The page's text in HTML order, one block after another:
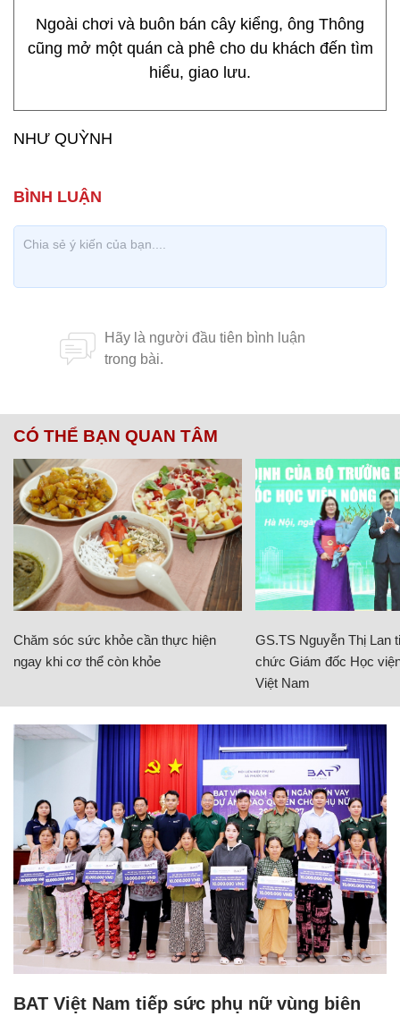
Ngoài chơi và buôn bán cây kiểng, ông Thông
cũng mở một quán cà phê cho du khách đến tìm
hiểu, giao lưu.
NHƯ QUỲNH
CÓ THỂ BẠN QUAN TÂM
Chăm sóc sức khỏe cần thực hiện
ngay khi cơ thể còn khỏe
GS.TS Nguyễn Thị Lan
chức Giám đốc Học
Việt Nam
BAT Việt Nam tiếp sức phụ nữ vùng biên